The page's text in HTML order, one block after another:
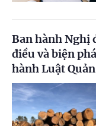
Ban hành Nghị
điều và biện
hành Luật